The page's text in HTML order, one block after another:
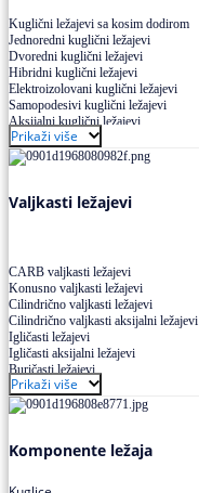
Kuglični ležajevi sa kosim dodirom
Jednoredni kuglični ležajevi
Dvoredni kuglični ležajevi
Hibridni kuglični ležajevi
Elektroizolovani kuglični ležajevi
Samopodesivi kuglični ležajevi
Aksijalni kuglični ležajevi
Kuglični ležajevi od nerđajućeg čelika
Prikaži više
Valjkasti ležajevi
CARB valjkasti ležajevi
Konusno valjkasti ležajevi
Cilindrično valjkasti ležajevi
Cilindrično valjkasti aksijalni ležajevi
Igličasti ležajevi
Igličasti aksijalni ležajevi
Buričasti ležajevi
Buričasti zaptiveni ležajevi
Buričasti aksijalni ležajevi
Prikaži više
Komponente ležaja